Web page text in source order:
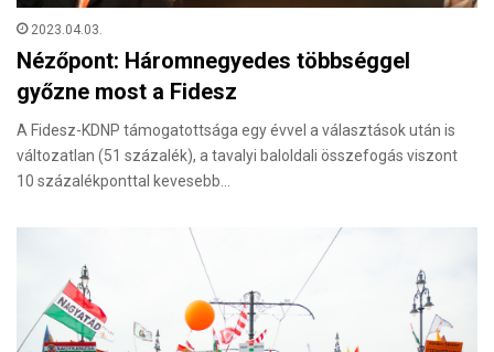
2023.04.03.
Nézőpont: Háromnegyedes többséggel
győzne most a Fidesz
A Fidesz-KDNP támogatottsága egy évvel a választások után is
változatlan (51 százalék), a tavalyi baloldali összefogás viszont
10 százalékponttal kevesebb…